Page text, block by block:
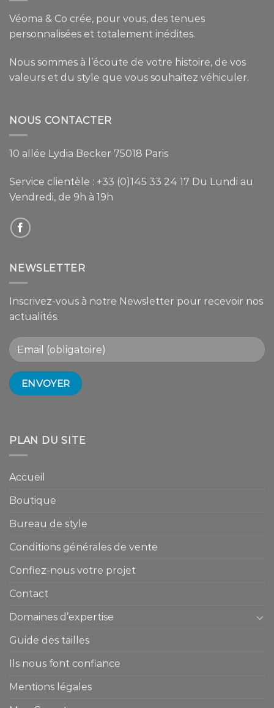
Véoma & Co crée, pour vous, des tenues
personnalisées et totalement inédites.
Nous sommes à l’écoute de votre histoire, de vos
valeurs et du style que vous souhaitez véhiculer.
NOUS CONTACTER
10 allée Lydia Becker 75018 Paris
Service clientèle : +33 (0)145 33 24 17 Du Lundi au
Vendredi, de 9h à 19h
NEWSLETTER
Inscrivez-vous à notre Newsletter pour recevoir nos
actualités.
PLAN DU SITE
Accueil
Boutique
Bureau de style
Conditions générales de vente
Confiez-nous votre projet
Contact
Domaines d’expertise
Guide des tailles
Ils nous font confiance
Mentions légales